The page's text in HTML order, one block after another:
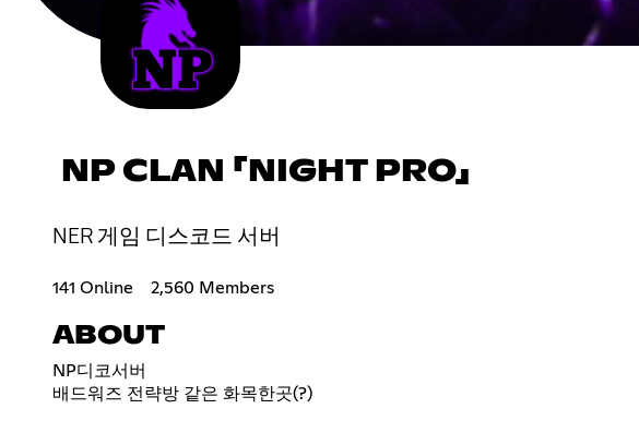
NP CLAN 「NIGHT PRO」
NER 게임 디스코드 서버
141 Online 2,560 Members
ABOUT
NP디코서버
배드워즈 전략방 같은 화목한곳(?)